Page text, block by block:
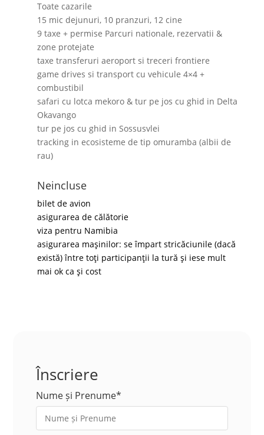
Toate cazarile
15 mic dejunuri, 10 pranzuri, 12 cine
9 taxe + permise Parcuri nationale, rezervatii &
zone protejate
taxe transferuri aeroport si treceri frontiere
game drives si transport cu vehicule 4×4 +
combustibil
safari cu lotca mekoro & tur pe jos cu ghid in Delta
Okavango
tur pe jos cu ghid in Sossusvlei
tracking in ecosisteme de tip omuramba (albii de
rau)
Neincluse
bilet de avion
asigurarea de călătorie
viza pentru Namibia
asigurarea mașinilor: se împart stricăciunile (dacă
există) între toți participanții la tură și iese mult
mai ok ca și cost
Înscriere
Nume și Prenume*